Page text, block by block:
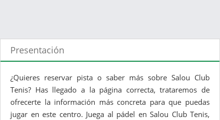
Presentación
¿Quieres reservar pista o saber más sobre Salou Club
Tenis? Has llegado a la página correcta, trataremos de
ofrecerte la información más concreta para que puedas
jugar en este centro. Juega al pádel en Salou Club Tenis,